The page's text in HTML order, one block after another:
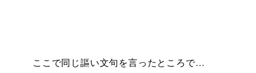
ここで同じ謳い文句を言ったところで…